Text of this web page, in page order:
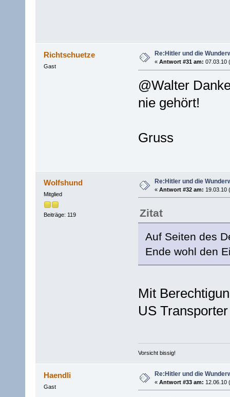
Richtschuetze
Gast
Re:Hitler und die
« Antwort #31 am: 07.03.10
@Walter
nie gehört!
Gruss
Wolfshund
Mitglied
Beiträge: 119
Re:Hitler und die
« Antwort #32 am: 19.03.10
Zitat
Auf Seiten des
Ende wohl den
Mit
US
Vorsicht bissig!
Haendli
Gast
Re:Hitler und die
« Antwort #33 am: 12.06.10